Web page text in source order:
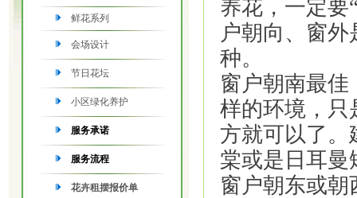
鲜花系列
会场设计
节日花坛
小区绿化养护
服务承诺
服务流程
花卉租摆报价单
养花，一定要
户朝向、窗
种。
窗户朝南最
样的环境，只
方就可以了。
棠或是日耳曼
窗户朝东或